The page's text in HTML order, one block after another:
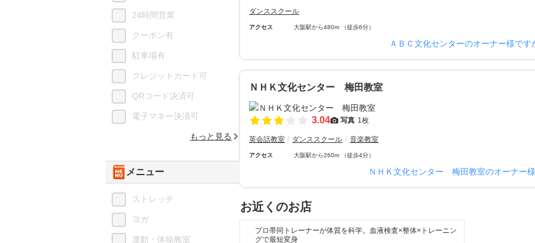
ダンススクール
アクセス 大阪駅から480m （徒歩6分）
ＡＢＣ文化センターのオーナー様です
ＮＨＫ文化センター 梅田教室
3.04 写真 1枚
英会話教室 ダンススクール 音楽教室
アクセス 大阪駅から260m （徒歩4分）
ＮＨＫ文化センター 梅田教室のオーナー
お近くのお店
プロ帯同トレーナーが体質を科学。血液検査×整体×トレーニン
グで最短変身
24時間営業
クーポン有
駐車場有
クレジットカード可
QRコード決済可
電子マネー決済可
もっと見る
メニュー
ストレッチ
ヨガ
運動・体操教室